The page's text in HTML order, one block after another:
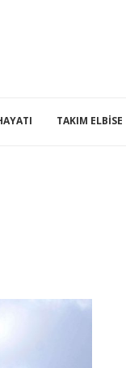
TAKIM ELBISE